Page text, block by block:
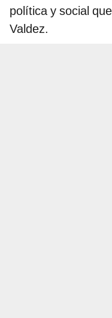
política y social
Valdez.